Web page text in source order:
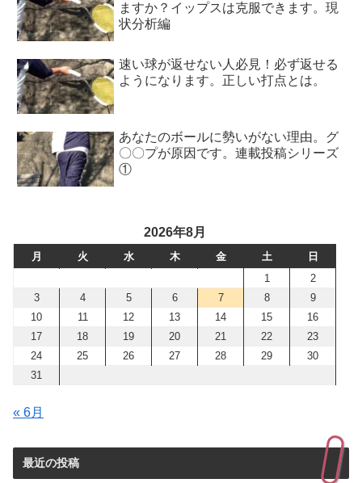
ますか？イップスは克服できます。現
状分析編
速い球が返せない人必見！必ず返せる
ようになります。正しい打点とは。
あなたのボールに勢いがない理由。グ
〇〇プが原因です。連載投稿シリーズ
①
2026年8月
月 火 水 木 金 土
日
1
2
3
4 5 6 7 8
9
10
11 12 13 14 15
16
17
18 19 20 21 22
23
24
25 26 27 28 29
30
31
« 6月
最近の投稿